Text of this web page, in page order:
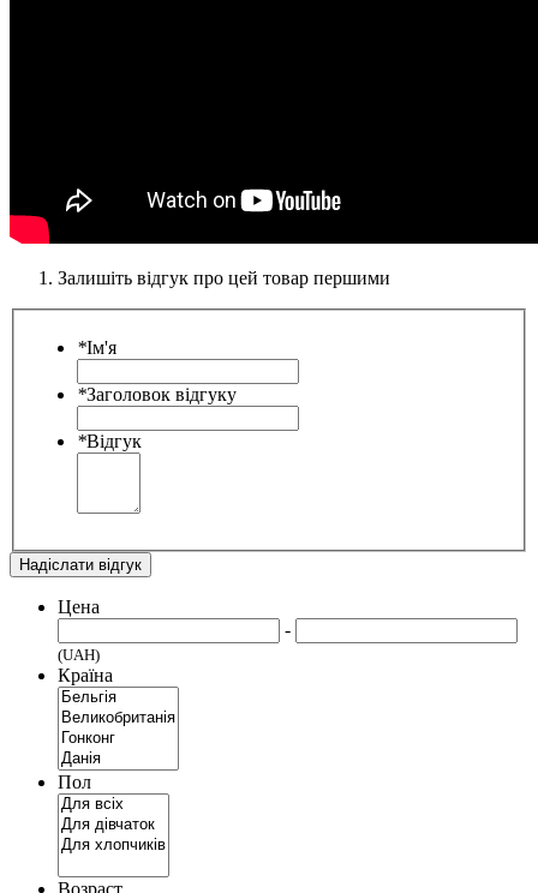
Залишіть відгук про цей товар першими
*Ім'я
*Заголовок відгуку
*Відгук
Надіслати відгук
Цена
-
(UAH)
Країна
Пол
Возраст